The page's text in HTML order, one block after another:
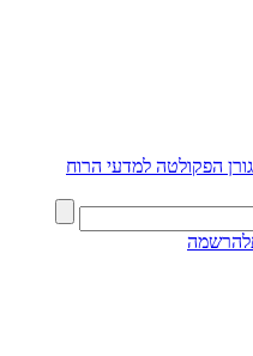
הפקולטה למדעי הרוח
להרשמה